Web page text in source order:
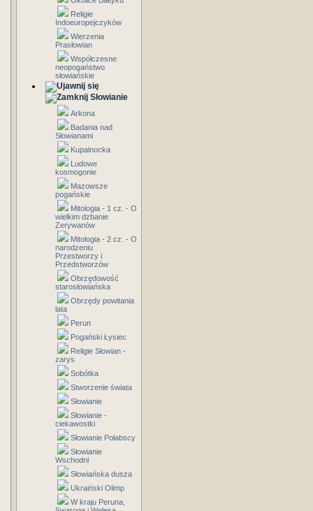
Religie
Indoeuropejczyków
Wierzenia
Prasłowian
Współczesne
neopogaństwo
słowiańskie
Słowianie
Arkona
Badania nad
Słowianami
Kupalnocka
Ludowe
kosmogonie
Mazowsze
pogańskie
Mitologia - 1 cz. - O
wielkim dzbanie
Zerywanów
Mitologia - 2 cz. - O
narodzeniu
Przestworzy i
Przedstworzów
Obrzędowość
starosłowiańska
Obrzędy powitania
lata
Perun
Pogański Łysiec
Religie Słowian -
zarys
Sobótka
Stworzenie świata
Słowianie
Słowianie -
ciekawostki
Słowianie Połabscy
Słowianie
Wschodni
Słowiańska dusza
Ukraiński Olimp
W kraju Peruna,